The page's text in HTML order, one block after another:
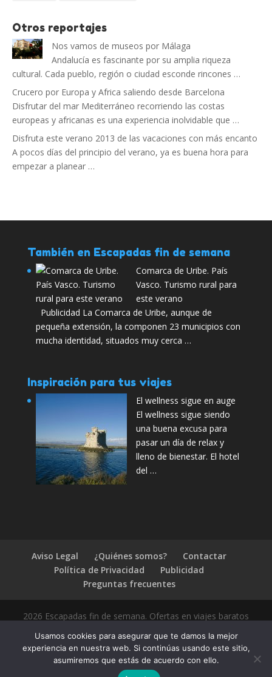
Otros reportajes
Nos vamos de museos por Málaga
Andalucía es fascinante por su amplia riqueza
cultural. Cada pueblo, región o ciudad esconde rincones …
Crucero por Europa y Africa saliendo desde Barcelona
Disfrutar del mar Mediterráneo recorriendo las costas
europeas y africanas es una experiencia inolvidable que …
Disfruta este verano 2013 de las vacaciones con más encanto
A pocos días del principio del verano, ya es buena hora para
empezar a planear …
También en Escapadas fin de semana
Comarca de Uribe. País
Vasco. Turismo rural para
este verano
Publicidad La Comarca de Uribe, aunque de
pequeña extensión, la componen 23 municipios con
mucha identidad, situados muy cerca …
Inspiración para tus viajes
El wellness sigue en auge
El wellness sigue siendo
una buena excusa para
pasar un día de relax y
lleno de bienestar. El hotel
del …
Aviso Legal ¿Quiénes somos?
Contactar
Política de Privacidad
Publicidad
Preguntas frecuentes
2026 Escapadas fin de semana. Ofertas en viajes baratos
Usamos cookies para asegurar que te damos la mejor
experiencia en nuestra web. Si continúas usando este sitio,
asumiremos que estás de acuerdo con ello.